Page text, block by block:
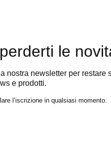
le
nostra newsletter per restare
e prodotti.
l’iscrizione in qualsiasi momento.